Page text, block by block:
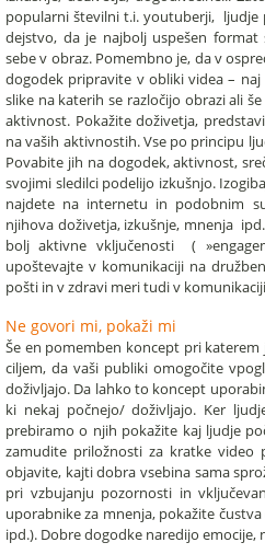
popularni številni t.i. youtuberji, ljudje
dejstvo, da je najbolj uspešen format
sebe v obraz. Pomembno je, da v
dogodek pripravite v obliki videa –
slike na katerih se razločijo obrazi ali
aktivnost. Pokažite doživetja,
na vaših aktivnostih. Vse po principu
Povabite jih na dogodek, aktivnost,
svojimi sledilci podelijo izkušnjo.
najdete na internetu in podobnim
njihova doživetja, izkušnje, mnenja
bolj aktivne vključenosti (
upoštevajte v komunikaciji na
pošti in v zdravi meri tudi v
Ne govori mi, pokaži mi
Še en pomemben koncept pri
ciljem, da vaši publiki omogočite
doživljajo. Da lahko to koncept
ki nekaj počnejo/ doživljajo. Ker
prebiramo o njih pokažite kaj ljudje
zamudite priložnosti za kratke
objavite, kajti dobra vsebina sama
pri vzbujanju pozornosti in
uporabnike za mnenja, pokažite
ipd.). Dobre dogodke naredijo emocije,